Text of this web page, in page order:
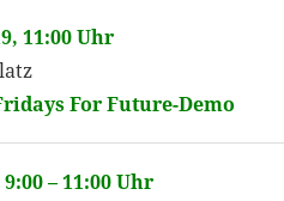
11:00 Uhr
For Future-Demo
– 11:00 Uhr